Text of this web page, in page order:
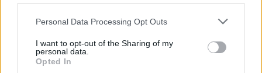
This information may also be disclosed by us to third parties
disclose it to other third parties.
Please note that this website/app uses one or more Google
Personal Data Processing Opt Outs
I want to opt-out of the Sharing of my
personal data.
Opted In